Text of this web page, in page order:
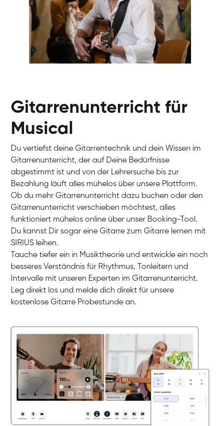
Gitarre
Gitarre
E-Gitarre
E-Gitarre
Gitarre
Gitarrenunterricht für
Musical
Du vertiefst deine Gitarrentechnik und dein Wissen im
Gitarrenunterricht, der auf Deine Bedürfnisse
abgestimmt ist und von der Lehrersuche bis zur
Bezahlung läuft alles mühelos über unsere Plattform.
Ob du mehr Gitarrenunterricht dazu buchen oder den
Gitarrenunterricht verschieben möchtest, alles
funktioniert mühelos online über unser Booking-Tool.
Du kannst Dir sogar eine Gitarre zum Gitarre lernen mit
SIRIUS leihen.
Tauche tiefer ein in Musiktheorie und entwickle ein noch
besseres Verständnis für Rhythmus, Tonleitern und
Intervalle mit unseren Experten im Gitarrenunterricht.
Leg direkt los und melde dich direkt für unsere
kostenlose Gitarre Probestunde an.